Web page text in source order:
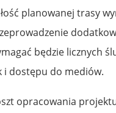
planowanej trasy
będzie licznych
i dostępu do mediów.
opracowania